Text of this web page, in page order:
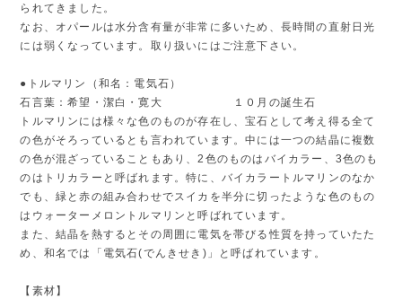
られてきました。
なお、オパールは水分含有量が非常に多いため、長時間の直射日光
には弱くなっています。取り扱いにはご注意下さい。
●トルマリン（和名：電気石）
石言葉：希望・潔白・寛大 １０月の誕生石
トルマリンには様々な色のものが存在し、宝石として考え得る全て
の色がそろっているとも言われています。中には一つの結晶に複数
の色が混ざっていることもあり、2色のものはバイカラー、3色のも
のはトリカラーと呼ばれます。特に、バイカラートルマリンのなか
でも、緑と赤の組み合わせでスイカを半分に切ったような色のもの
はウォーターメロントルマリンと呼ばれています。
また、結晶を熱するとその周囲に電気を帯びる性質を持っていたた
め、和名では「電気石(でんきせき)」と呼ばれています。
【素材】